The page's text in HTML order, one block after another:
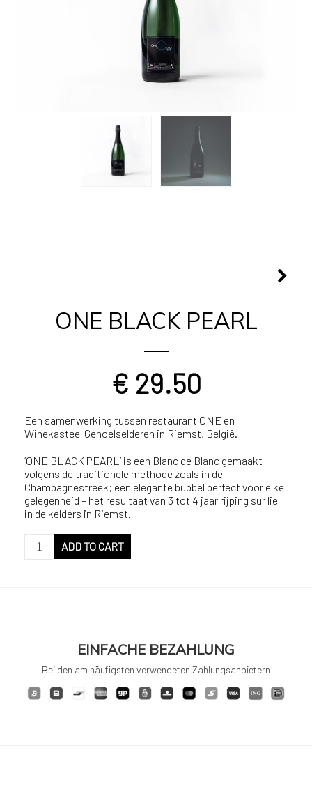
ONE BLACK PEARL
€ 29.50
Een samenwerking tussen restaurant ONE en
Winekasteel Genoelselderen in Riemst, België.
‘ONE BLACK PEARL’ is een Blanc de Blanc gemaakt
volgens de traditionele methode zoals in de
Champagnestreek; een elegante bubbel perfect voor elke
gelegenheid – het resultaat van 3 tot 4 jaar rijping sur lie
in de kelders in Riemst.
ONE
ADD TO CART
EINFACHE BEZAHLUNG
Bei den am häufigsten verwendeten Zahlungsanbietern